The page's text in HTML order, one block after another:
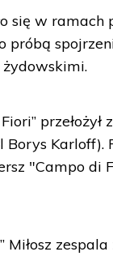
się w ramach
próbą
żydowskimi.
Borys
"Campo di
Miłosz